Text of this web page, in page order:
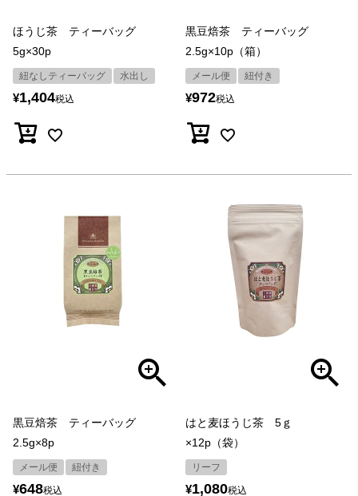
ほうじ茶 ティーバッグ
5g×30p
紐なしティーバッグ 水出し
¥1,404税込
黒豆焙茶 ティーバッグ
2.5g×10p（箱）
メール便 紐付き
¥972税込
黒豆焙茶 ティーバッグ
2.5g×8p
メール便 紐付き
¥648税込
はと麦ほうじ茶 5ｇ
×12p（袋）
リーフ
¥1,080税込